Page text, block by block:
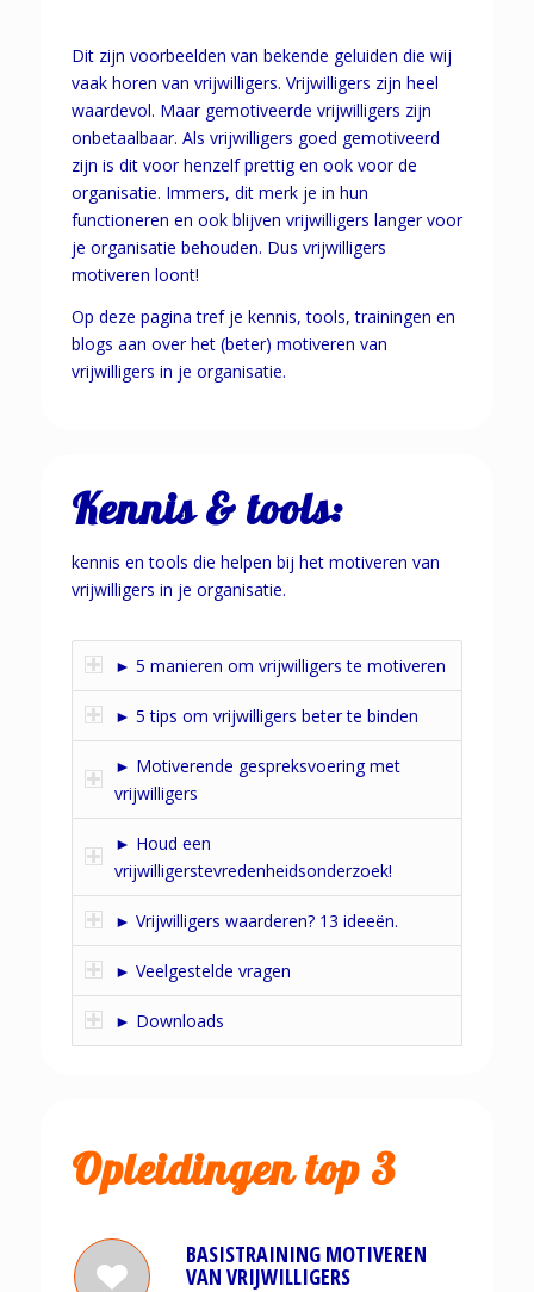
Dit zijn voorbeelden van bekende geluiden die wij
vaak horen van vrijwilligers. Vrijwilligers zijn heel
waardevol. Maar gemotiveerde vrijwilligers zijn
onbetaalbaar. Als vrijwilligers goed gemotiveerd
zijn is dit voor henzelf prettig en ook voor de
organisatie. Immers, dit merk je in hun
functioneren en ook blijven vrijwilligers langer voor
je organisatie behouden. Dus vrijwilligers
motiveren loont!
Op deze pagina tref je kennis, tools, trainingen en
blogs aan over het (beter) motiveren van
vrijwilligers in je organisatie.
Kennis & tools:
kennis en tools die helpen bij het motiveren van
vrijwilligers in je organisatie.
► 5 manieren om vrijwilligers te motiveren
► 5 tips om vrijwilligers beter te binden
► Motiverende gespreksvoering met
vrijwilligers
► Houd een
vrijwilligerstevredenheidsonderzoek!
► Vrijwilligers waarderen? 13 ideeën.
► Veelgestelde vragen
► Downloads
Opleidingen top 3
BASISTRAINING MOTIVEREN
VAN VRIJWILLIGERS